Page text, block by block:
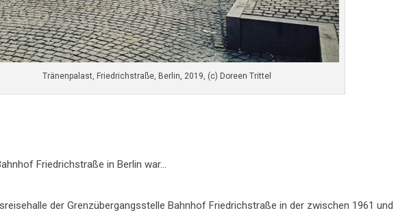
Tränenpalast, Friedrichstraße, Berlin, 2019, (c) Doreen Trittel
Friedrichstraße in Berlin war…
der Grenzübergangsstelle Bahnhof Friedrichstraße in der zwischen 1961 und